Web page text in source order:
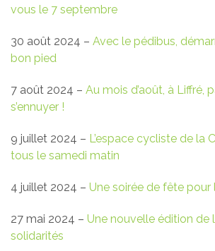
vous le 7 septembre
30 août 2024 – Avec le pédibus,
bon pied
7 août 2024 – Au mois d’août, à Liffré,
s’ennuyer !
9 juillet 2024 – L’espace cycliste de la
tous le samedi matin
4 juillet 2024 – Une soirée de fête pour
27 mai 2024 – Une nouvelle édition de
solidarités